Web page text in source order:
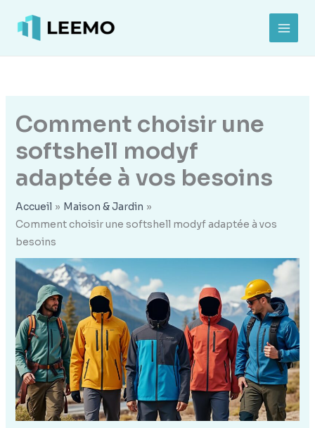
contenu
Comment choisir une
softshell modyf
adaptée à vos besoins
Accueil
Maison & Jardin
Comment choisir une softshell modyf adaptée à vos
besoins